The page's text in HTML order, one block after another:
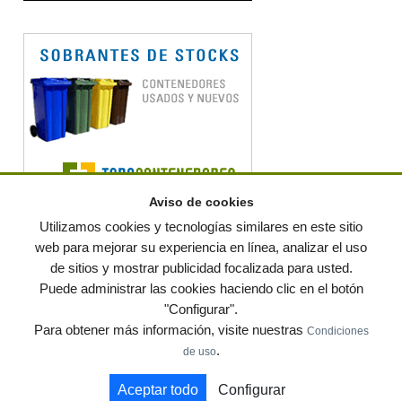
© residuos.com - Todos los derechos reservados Política de privacidad
Condiciones de uso|Contacto |Editores|Mapa web|Preguntas frecuentes|Publica
tus anuncios gratis!
Muebles de terraza y jardin Notas de prensa
Aviso de cookies
Utilizamos cookies y tecnologías similares en este sitio
web para mejorar su experiencia en línea, analizar el uso
de sitios y mostrar publicidad focalizada para usted.
Puede administrar las cookies haciendo clic en el botón
"Configurar".
Para obtener más información, visite nuestras Condiciones
de uso.
Aceptar todo Configurar